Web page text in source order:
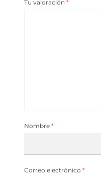
Tu valoración *
Nombre *
Correo electrónico *